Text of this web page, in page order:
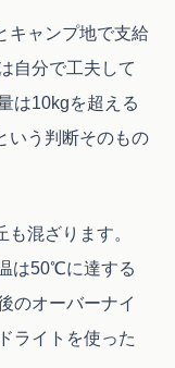
キャンプ地で支給
自分で工夫して
は10kgを超える
いう判断そのもの
混ざります。
は50℃に達する
のオーバーナイ
ライトを使った